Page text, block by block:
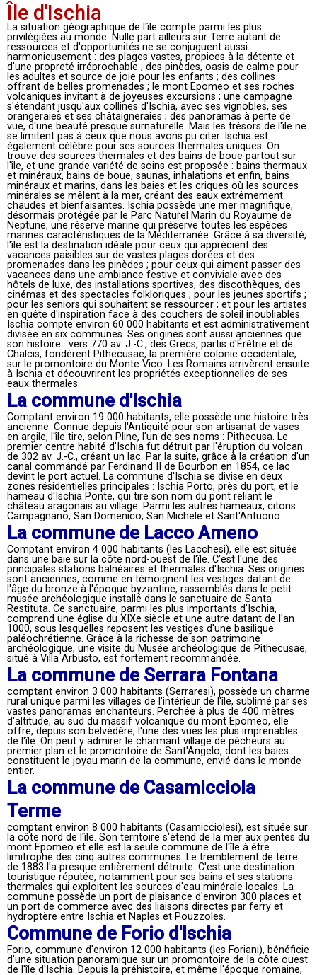
Île d'Ischia
La situation géographique de l'île compte parmi les plus
privilégiées au monde. Nulle part ailleurs sur Terre autant de
ressources et d'opportunités ne se conjuguent aussi
harmonieusement : des plages vastes, propices à la détente et
d'une propreté irréprochable ; des pinèdes, oasis de calme pour
les adultes et source de joie pour les enfants ; des collines
offrant de belles promenades ; le mont Epomeo et ses roches
volcaniques invitant à de joyeuses excursions ; une campagne
s'étendant jusqu'aux collines d'Ischia, avec ses vignobles, ses
orangeraies et ses châtaigneraies ; des panoramas à perte de
vue, d'une beauté presque surnaturelle. Mais les trésors de l'île ne
se limitent pas à ceux que nous avons pu citer. Ischia est
également célèbre pour ses sources thermales uniques. On
trouve des sources thermales et des bains de boue partout sur
l'île, et une grande variété de soins est proposée : bains thermaux
et minéraux, bains de boue, saunas, inhalations et enfin, bains
minéraux et marins, dans les baies et les criques où les sources
minérales se mêlent à la mer, créant des eaux extrêmement
chaudes et bienfaisantes. Ischia possède une mer magnifique,
désormais protégée par le Parc Naturel Marin du Royaume de
Neptune, une réserve marine qui préserve toutes les espèces
marines caractéristiques de la Méditerranée. Grâce à sa diversité,
l'île est la destination idéale pour ceux qui apprécient des
vacances paisibles sur de vastes plages dorées et des
promenades dans les pinèdes ; pour ceux qui aiment passer des
vacances dans une ambiance festive et conviviale avec des
hôtels de luxe, des installations sportives, des discothèques, des
cinémas et des spectacles folkloriques ; pour les jeunes sportifs ;
pour les seniors qui souhaitent se ressourcer ; et pour les artistes
en quête d'inspiration face à des couchers de soleil inoubliables.
Ischia compte environ 60 000 habitants et est administrativement
divisée en six communes. Ses origines sont aussi anciennes que
son histoire : vers 770 av. J.-C., des Grecs, partis d'Érétrie et de
Chalcis, fondèrent Pithecusae, la première colonie occidentale,
sur le promontoire du Monte Vico. Les Romains arrivèrent ensuite
à Ischia et découvrirent les propriétés exceptionnelles de ses
eaux thermales.
La commune d'Ischia
Comptant environ 19 000 habitants, elle possède une histoire très
ancienne. Connue depuis l'Antiquité pour son artisanat de vases
en argile, l'île tire, selon Pline, l'un de ses noms : Pithecusa. Le
premier centre habité d'Ischia fut détruit par l'éruption du volcan
de 302 av. J.-C., créant un lac. Par la suite, grâce à la création d'un
canal commandé par Ferdinand II de Bourbon en 1854, ce lac
devint le port actuel. La commune d'Ischia se divise en deux
zones résidentielles principales : Ischia Porto, près du port, et le
hameau d'Ischia Ponte, qui tire son nom du pont reliant le
château aragonais au village. Parmi les autres hameaux, citons
Campagnano, San Domenico, San Michele et Sant'Antuono.
La commune de Lacco Ameno
Comptant environ 4 000 habitants (les Lacchesi), elle est située
dans une baie sur la côte nord-ouest de l'île. C'est l'une des
principales stations balnéaires et thermales d'Ischia. Ses origines
sont anciennes, comme en témoignent les vestiges datant de
l'âge du bronze à l'époque byzantine, rassemblés dans le petit
musée archéologique installé dans le sanctuaire de Santa
Restituta. Ce sanctuaire, parmi les plus importants d'Ischia,
comprend une église du XIXe siècle et une autre datant de l'an
1000, sous lesquelles reposent les vestiges d'une basilique
paléochrétienne. Grâce à la richesse de son patrimoine
archéologique, une visite du Musée archéologique de Pithecusae,
situé à Villa Arbusto, est fortement recommandée.
La commune de Serrara Fontana
comptant environ 3 000 habitants (Serraresi), possède un charme
rural unique parmi les villages de l'intérieur de l'île, sublimé par ses
vastes panoramas enchanteurs. Perchée à plus de 400 mètres
d'altitude, au sud du massif volcanique du mont Epomeo, elle
offre, depuis son belvédère, l'une des vues les plus imprenables
de l'île. On peut y admirer le charmant village de pêcheurs au
premier plan et le promontoire de Sant'Angelo, dont les baies
constituent le joyau marin de la commune, envié dans le monde
entier.
La commune de Casamicciola
Terme
comptant environ 8 000 habitants (Casamicciolesi), est située sur
la côte nord de l'île. Son territoire s'étend de la mer aux pentes du
mont Epomeo et elle est la seule commune de l'île à être
limitrophe des cinq autres communes. Le tremblement de terre
de 1883 l'a presque entièrement détruite. C'est une destination
touristique réputée, notamment pour ses bains et ses stations
thermales qui exploitent les sources d'eau minérale locales. La
commune possède un port de plaisance d'environ 300 places et
un port de commerce avec des liaisons directes par ferry et
hydroptère entre Ischia et Naples et Pouzzoles.
Commune de Forio d'Ischia
Forio, commune d'environ 12 000 habitants (les Foriani), bénéficie
d'une situation panoramique sur un promontoire de la côte ouest
de l'île d'Ischia. Depuis la préhistoire, et même l'époque romaine,